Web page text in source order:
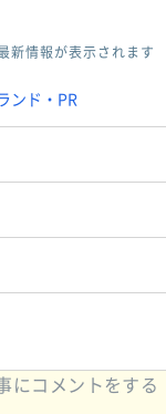
新情報が表示されます
ンド・PR